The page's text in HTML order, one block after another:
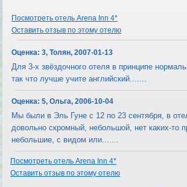
Посмотреть отель Arena Inn 4*
Оставить отзыв по этому отелю
Оценка: 3, Толян, 2007-01-13
Для 3-х звёздочного отеля в принципе
так что лучше учите английский.......
Оценка: 5, Ольга, 2006-10-04
Мы были в Эль Гуне с 12 по 23 сентября, в
довольно скромный, небольшой, нет каких-то
небольшие, с видом или.......
Посмотреть отель Arena Inn 4*
Оставить отзыв по этому отелю